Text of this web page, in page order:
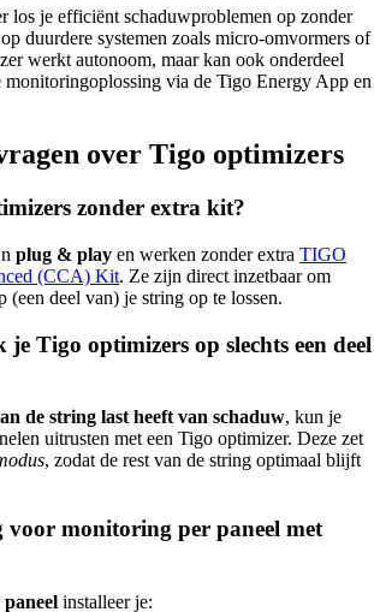
los je efficiënt schaduwproblemen op zonder
duurdere systemen zoals micro-omvormers of
werkt autonoom, maar kan ook onderdeel
via de Tigo Energy App en
over Tigo optimizers
zonder extra kit?
plug & play en werken zonder extra TIGO
(CCA) Kit. Ze zijn direct inzetbaar om
(een deel van) je string op te lossen.
Tigo optimizers op slechts een deel
de string last heeft van schaduw, kun je
uitrusten met een Tigo optimizer. Deze zet
, zodat de rest van de string optimaal blijft
voor monitoring per paneel met
installeer je: